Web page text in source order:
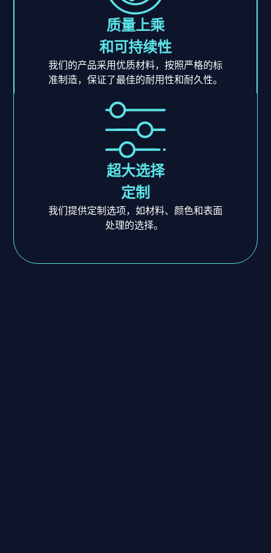
质量上乘
和可持续性
我们的产品采用优质材料，按照严格的标
准制造，保证了最佳的耐用性和耐久性。
超大选择
定制
我们提供定制选项，如材料、颜色和表面
处理的选择。